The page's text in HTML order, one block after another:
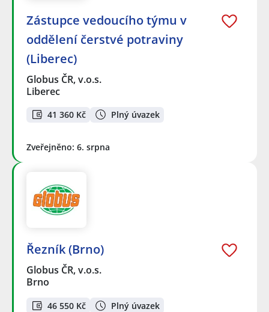
Zástupce vedoucího týmu v
oddělení čerstvé potraviny
(Liberec)
Globus ČR, v.o.s.
Liberec
41 360 Kč Plný úvazek
Zveřejněno: 6. srpna
Řezník (Brno)
Globus ČR, v.o.s.
Brno
46 550 Kč Plný úvazek